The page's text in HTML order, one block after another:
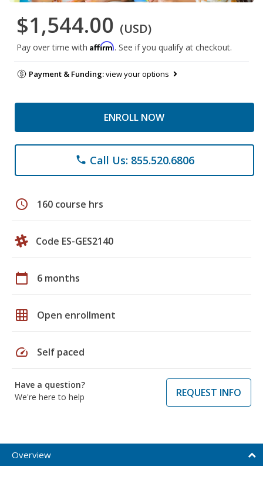
$1,544.00 (USD)
Pay over time with Affirm. See if you qualify at checkout.
Payment & Funding:view your options
ENROLL NOW
phone Call Us: 855.520.6806
schedule 160 course hrs
Code ES-GES2140
calendar_today 6 months
grid_on Open enrollment
speed Self paced
Have a question?
We're here to help
REQUEST INFO
Overview